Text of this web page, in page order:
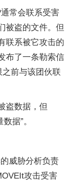
常会联系受害
被盗的文件。但
联系被它攻击的
布了一条勒索信
前与该团伙联
盗数据，但
据”。
威胁分析负责
攻击受害